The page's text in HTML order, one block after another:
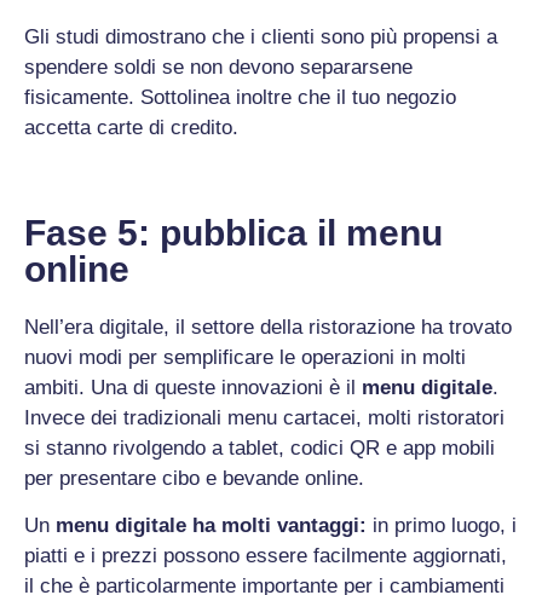
Gli studi dimostrano che i clienti sono più propensi a
spendere soldi se non devono separarsene
fisicamente. Sottolinea inoltre che il tuo negozio
accetta carte di credito.
Fase 5: pubblica il menu
online
Nell’era digitale, il settore della ristorazione ha trovato
nuovi modi per semplificare le operazioni in molti
ambiti. Una di queste innovazioni è il menu digitale.
Invece dei tradizionali menu cartacei, molti ristoratori
si stanno rivolgendo a tablet, codici QR e app mobili
per presentare cibo e bevande online.
Un menu digitale ha molti vantaggi: in primo luogo, i
piatti e i prezzi possono essere facilmente aggiornati,
il che è particolarmente importante per i cambiamenti